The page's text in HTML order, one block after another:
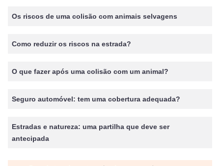
Os riscos de uma colisão com animais selvagens
Como reduzir os riscos na estrada?
O que fazer após uma colisão com um animal?
Seguro automóvel: tem uma cobertura adequada?
Estradas e natureza: uma partilha que deve ser
antecipada